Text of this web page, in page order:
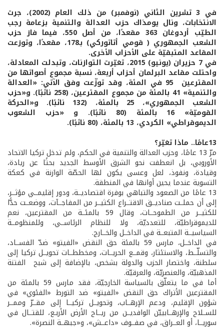
في 3 تشرين الثاني (نوفمبر) من ذلك العام (2002)، جرت
الانتخابات، ونال يومذاك حزب العدالة والتنمية بزعامة رجب
الطيّب أردوغان 363 مقعدًا، من أصل 550، فيما فاز حزب
الشعب الجمهوري ( قومي أتاتوركي) بـ178، مقعدًا، وتوزعت
المقاعد المتبقيّة على الأحزاب الأخرى.
في 7 حزيران (يونيو) 2015، تغيّرت التوازنات، وتبدلت المعادلة،
واحتلت مقاعد البرلمان أحزاب أربعة، نسبة مجموع أصواتها من
المقترعين 95 في المئة، وقد توزّعت وفق الآتي: «العدالة
والتنمية» 41 بالمئة من مجموع المقترعين، (258 نائبًا). و«حزب
الشعب الجمهوري»، 25 بالمئة، (132 نائبًا). و«الحركة
القوميّة» 16 بالمئة (80 نائبًا). و «حزب الشعوب
الديموقراطي» الكردي، 13 بالمئة، (80 نائبًا).
13عامًا.. ماذا تغيّر؟
مرّ 13 عامًا، وحزب العدالة والتنمية في الحكم، ولم تدخل تركيا الاتحاد
الأوروبي، بل انعطفت نحو الشرق الأوسط الجديد بحثًا عن ريادة،
وقيادة، ونفوذ، لعل وعسى يكون لها الحصّة الوازنة في كعكة
التسوية عندما يحين أوانها في المنطقة.
13 عامًا من الصعود والتباهي بوفرة اقتصاديــة، ودور إقليمــي مؤثــر،
إلى أن حملــت صناديــق الاقتــراع الكثيــر من المفاجــآت، ووضعــت حدًّا
للكثيــر من الطموحــات، وقال 59 بالمئــة من المقترعين، نعم
للديموقراطيّة، للتعدديّة، ولا للنظام الرئاســي، وللمنظومــة
السياسيــة المتبعــة في الداخــل والخــارج.
في الداخــل، مارس 59 بالمئة حق النقض «الفيتو» ضدّ الفســاد،
والتسلّــط، والاستئثار، وقمــع الحريــات، ومخططــات تحويــل تركيا إلى
سلطنة، واختصار الحزب والدولة بشخص، بالإضافة إلى شبح الفتنة
المذهبيّة، والعنصريّة، والعرقيّة.
أما في ما يتعلّق بالسياسة الخارجيّة، فقد مارس 59 بالمئة من
المقترعين الأتراك حق النقض «الفيتو» ضد التورط «الفئوي» في
شؤون الإقليم، ودعم الإرهــاب، وتحويــل تركيــا إلى مقــرّ وممــر
للســلاح والإرهــابييّن الوافديــن من ريــاح الأرض الأربـع، للقتــال في
سوريــا، أو العــراق، في صفــوف «داعــش»، و«جبهــة النصرة».